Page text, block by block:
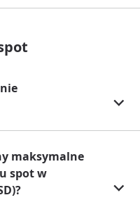
maksymalne
spot w